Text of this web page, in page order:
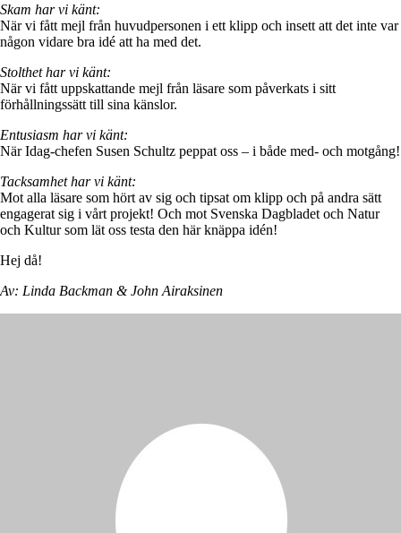
Skam har vi känt:
När vi fått mejl från huvudpersonen i ett klipp och insett att det inte var
någon vidare bra idé att ha med det.
Stolthet har vi känt:
När vi fått uppskattande mejl från läsare som påverkats i sitt
förhållningssätt till sina känslor.
Entusiasm har vi känt:
När Idag-chefen Susen Schultz peppat oss – i både med- och motgång!
Tacksamhet har vi känt:
Mot alla läsare som hört av sig och tipsat om klipp och på andra sätt
engagerat sig i vårt projekt! Och mot Svenska Dagbladet och Natur
och Kultur som lät oss testa den här knäppa idén!
Hej då!
Av: Linda Backman & John Airaksinen